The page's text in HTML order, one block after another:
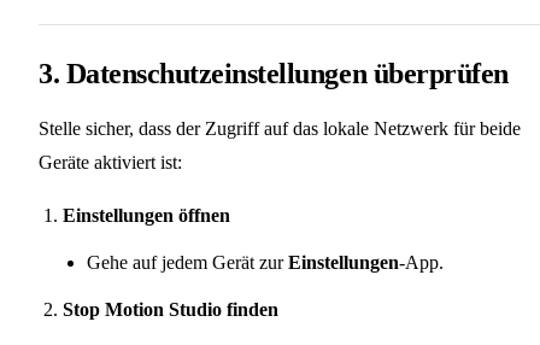
3. Datenschutzeinstellungen überprüfen
Stelle sicher, dass der Zugriff auf das lokale Netzwerk für beide
Geräte aktiviert ist:
Einstellungen öffnen
Gehe auf jedem Gerät zurEinstellungen-App.
Stop Motion Studio finden